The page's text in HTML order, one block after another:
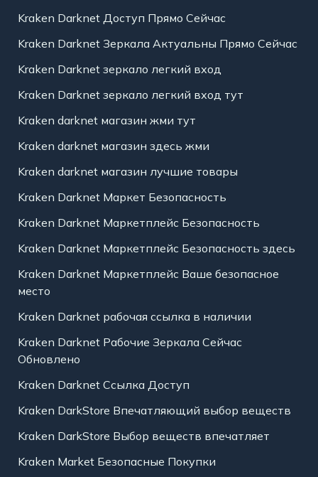
Kraken Darknet Доступ Прямо Сейчас
Kraken Darknet Зеркала Актуальны Прямо Сейчас
Kraken Darknet зеркало легкий вход
Kraken Darknet зеркало легкий вход тут
Kraken darknet магазин жми тут
Kraken darknet магазин здесь жми
Kraken darknet магазин лучшие товары
Kraken Darknet Маркет Безопасность
Kraken Darknet Маркетплейс Безопасность
Kraken Darknet Маркетплейс Безопасность здесь
Kraken Darknet Маркетплейс Ваше безопасное
место
Kraken Darknet рабочая ссылка в наличии
Kraken Darknet Рабочие Зеркала Сейчас
Обновлено
Kraken Darknet Ссылка Доступ
Kraken DarkStore Впечатляющий выбор веществ
Kraken DarkStore Выбор веществ впечатляет
Kraken Market Безопасные Покупки